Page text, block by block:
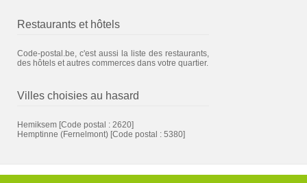
Restaurants et hôtels
Code-postal.be, c'est aussi la liste des restaurants,
des hôtels et autres commerces dans votre quartier.
Villes choisies au hasard
Hemiksem [Code postal : 2620]
Hemptinne (Fernelmont) [Code postal : 5380]